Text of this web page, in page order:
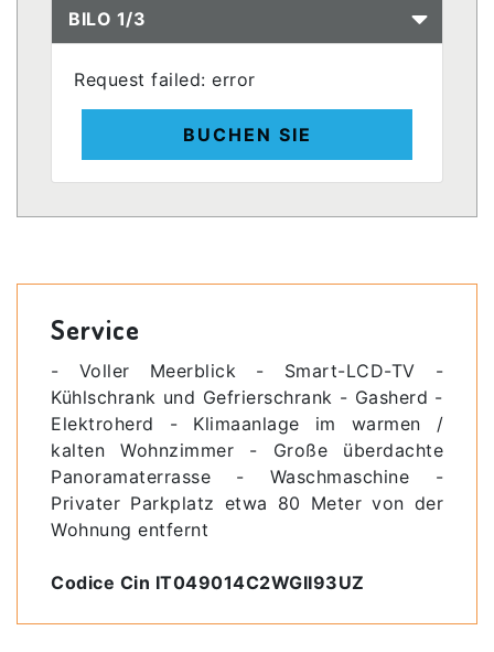
BILO 1/3
Request failed: error
BUCHEN SIE
Service
- Voller Meerblick - Smart-LCD-TV -
Kühlschrank und Gefrierschrank - Gasherd -
Elektroherd - Klimaanlage im warmen /
kalten Wohnzimmer - Große überdachte
Panoramaterrasse - Waschmaschine -
Privater Parkplatz etwa 80 Meter von der
Wohnung entfernt
Codice Cin IT049014C2WGII93UZ